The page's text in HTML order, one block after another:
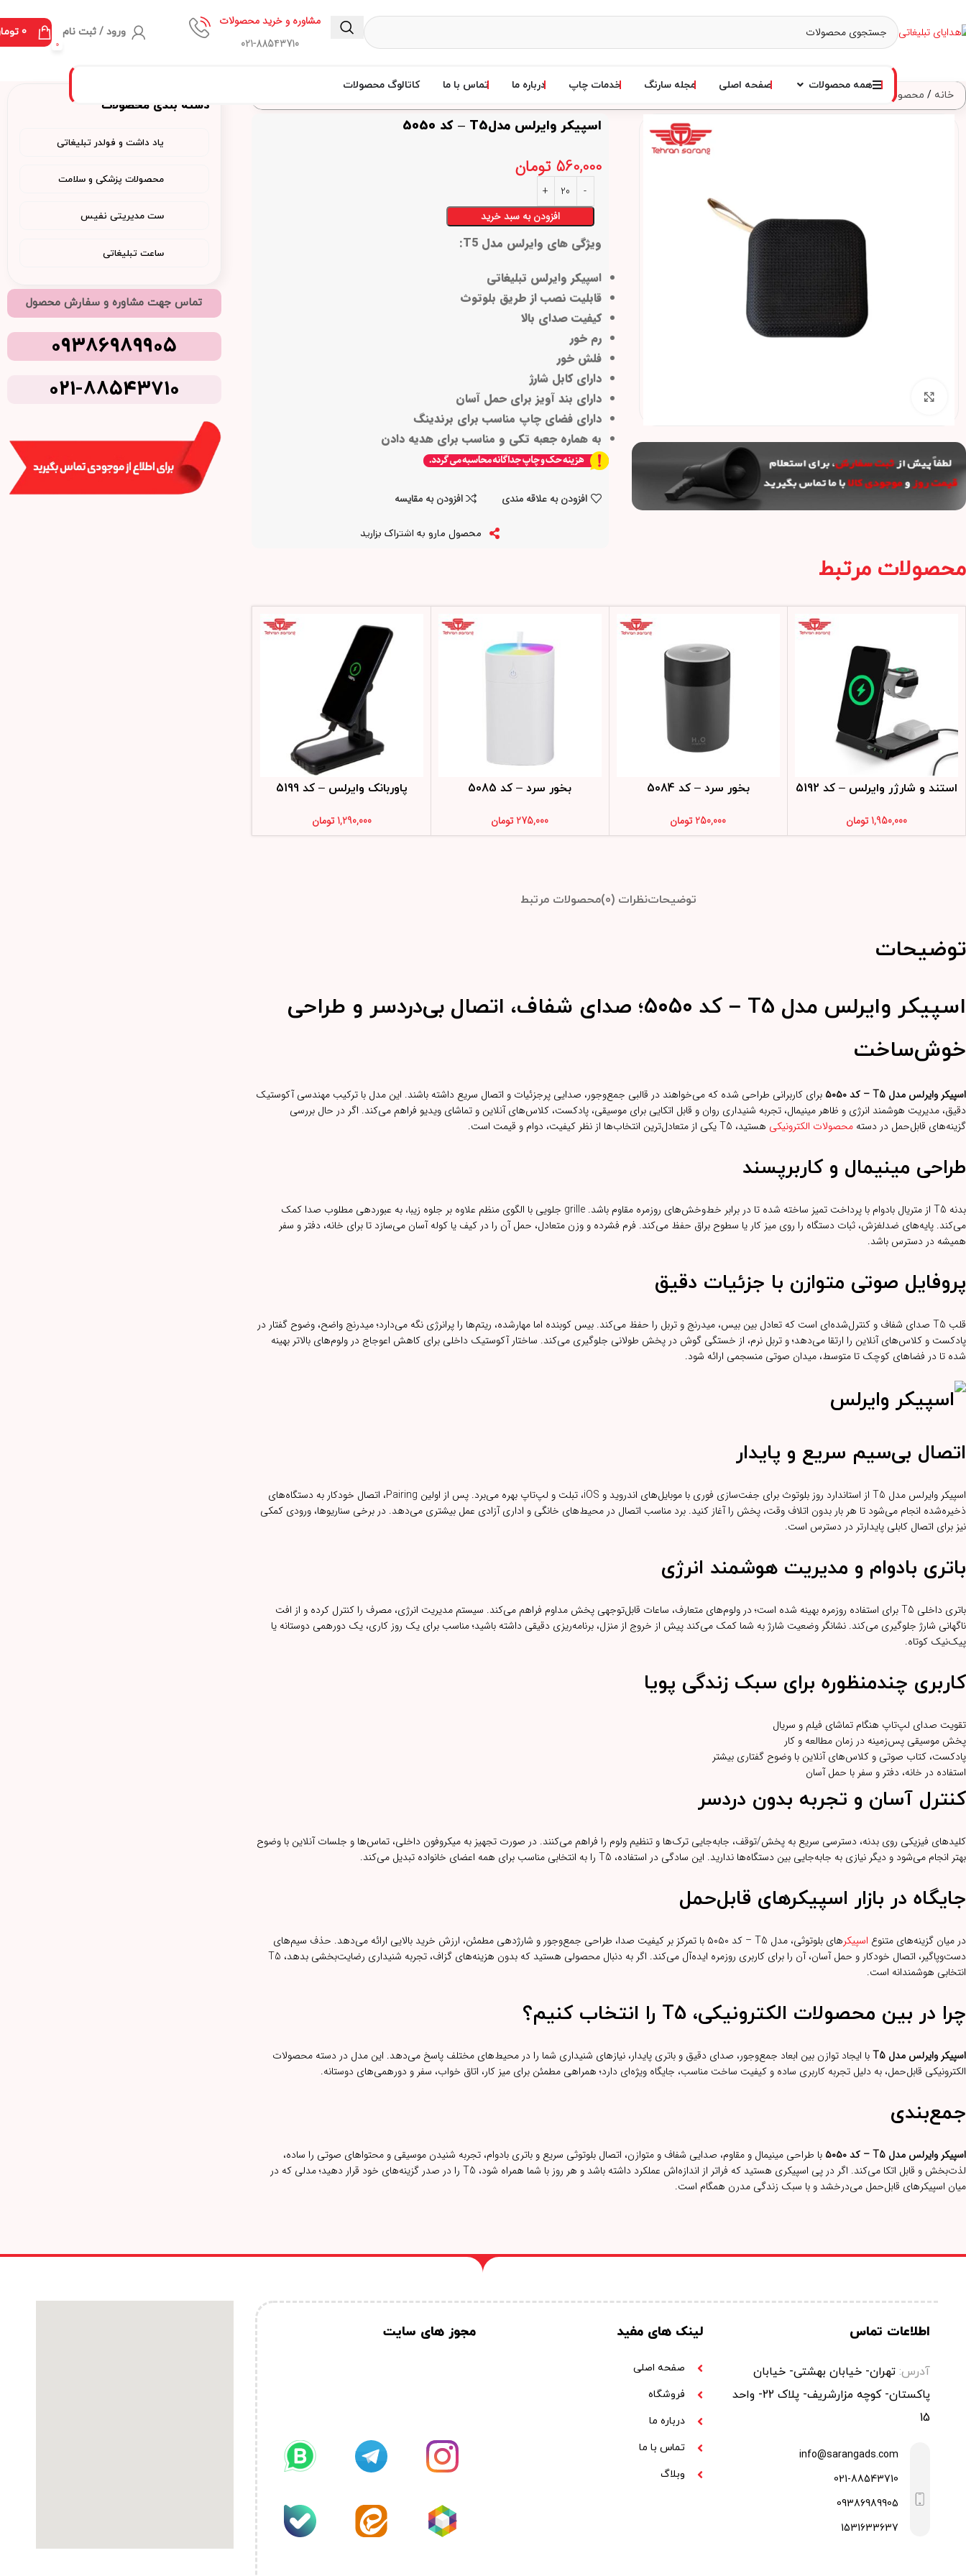
مشاوره و خرید محصولات
021-88543710
ورود / ثبت نام
0
0
همه محصولات صفحه اصلی مجله سارنگ خدمات چاپ درباره ما تماس با ما کاتالوگ محصولات
خانه محصولات الکترونیکی اسپیکر وایرلس مدلT5 – کد 5050
اسپیکر وایرلس مدلT5 – کد 5050
560,000 تومان
افزودن به سبد خرید
ویژگی های وایرلس مدل T5:
اسپیکر وایرلس تبلیغاتی
قابلیت نصب از طریق بلوتوث
کیفیت صدای بالا
رم خور
فلش خور
دارای کابل شارژ
دارای بند آویز برای حمل آسان
دارای فضای چاپ مناسب برای برندینگ
به هماره جعبه تکی و مناسب برای هدیه دادن
افزودن به علاقه مندی افزودن به مقایسه
محصول مارو به اشتراک بزارید
محصولات مرتبط
استند و شارژر وایرلس – کد 5192
1,950,000 تومان
بخور سرد – کد 5084
250,000تومان
بخور سرد – کد 5085
275,000تومان
پاوربانک وایرلس – کد 5199
1,290,000 تومان
توضیحاتنظرات (0) محصولات مرتبط
توضیحات
اسپیکر وایرلس مدل T5 – کد ۵۰۵۰؛ صدای شفاف، اتصال بی‌دردسر و طراحی
خوش‌ساخت
اسپیکر وایرلس مدل T5 – کد ۵۰۵۰
برای کاربرانی طراحی شده که می‌خواهند در قالبی جمع‌وجور، صدایی پرجزئیات و اتصال سریع داشته باشند. این مدل با ترکیب مهندسی آکوستیک
دقیق، مدیریت هوشمند انرژی و ظاهر مینیمال، تجربه شنیداری روان و قابل اتکایی برای موسیقی، پادکست، کلاس‌های آنلاین و تماشای ویدیو فراهم می‌کند. اگر در حال بررسی
گزینه‌های قابل‌حمل در دسته محصولات الکترونیکی هستید، T5 یکی از متعادل‌ترین انتخاب‌ها از نظر کیفیت، دوام و قیمت است.
طراحی مینیمال و کاربرپسند
بدنه T5 از متریال بادوام با پرداخت تمیز ساخته شده تا در برابر خط‌وخش‌های روزمره مقاوم باشد. grille جلویی با الگوی منظم علاوه بر جلوه زیبا، به عبوردهی مطلوب صدا کمک
می‌کند. پایه‌های ضدلغزش، ثبات دستگاه را روی میز کار یا سطوح براق حفظ می‌کند. فرم فشرده و وزن متعادل، حمل آن را در کیف یا کوله آسان می‌سازد تا برای خانه، دفتر و سفر
همیشه در دسترس باشد.
پروفایل صوتی متوازن با جزئیات دقیق
قلب T5 صدای شفاف و کنترل‌شده‌ای است که تعادل بین بیس، میدرنج و تربل را حفظ می‌کند. بیس کوبنده اما مهارشده، ریتم‌ها را پرانرژی نگه می‌دارد؛ میدرنج واضح، وضوح گفتار در
پادکست و کلاس‌های آنلاین را ارتقا می‌دهد؛ و تربل نرم، از خستگی گوش در پخش طولانی جلوگیری می‌کند. ساختار آکوستیک داخلی برای کاهش اعوجاج در ولوم‌های بالاتر بهینه
شده تا در فضاهای کوچک تا متوسط، میدان صوتی منسجمی ارائه شود.
اتصال بی‌سیم سریع و پایدار
اسپیکر وایرلس مدل T5 از استاندارد روز بلوتوث برای جفت‌سازی فوری با موبایل‌های اندروید و iOS، تبلت و لپ‌تاپ بهره می‌برد. پس از اولین Pairing، اتصال خودکار به دستگاه‌های
ذخیره‌شده انجام می‌شود تا هر بار بدون اتلاف وقت، پخش را آغاز کنید. برد مناسب اتصال در محیط‌های خانگی و اداری آزادی عمل بیشتری می‌دهد. در برخی سناریوها، ورودی کمکی
نیز برای اتصال کابلی پایدارتر در دسترس است.
باتری بادوام و مدیریت هوشمند انرژی
باتری داخلی T5 برای استفاده روزمره بهینه شده است؛ در ولوم‌های متعارف، ساعات قابل‌توجهی پخش مداوم فراهم می‌کند. سیستم مدیریت انرژی، مصرف را کنترل کرده و از افت
ناگهانی شارژ جلوگیری می‌کند. نشانگر وضعیت شارژ به شما کمک می‌کند پیش از خروج از منزل، برنامه‌ریزی دقیقی داشته باشید؛ مناسب برای یک روز کاری، یک دورهمی دوستانه یا
پیک‌نیک کوتاه.
کاربری چندمنظوره برای سبک زندگی پویا
تقویت صدای لپ‌تاپ هنگام تماشای فیلم و سریال
پخش موسیقی پس‌زمینه در زمان مطالعه و کار
پادکست، کتاب صوتی و کلاس‌های آنلاین با وضوح گفتاری بیشتر
استفاده در خانه، دفتر و سفر با حمل آسان
کنترل آسان و تجربه بدون دردسر
کلیدهای فیزیکی روی بدنه، دسترسی سریع به پخش/توقف، جابه‌جایی ترک‌ها و تنظیم ولوم را فراهم می‌کنند. در صورت تجهیز به میکروفون داخلی، تماس‌ها و جلسات آنلاین با وضوح
بهتر انجام می‌شود و دیگر نیازی به جابه‌جایی بین دستگاه‌ها ندارید. این سادگی در استفاده، T5 را به انتخابی مناسب برای همه اعضای خانواده تبدیل می‌کند.
جایگاه در بازار اسپیکرهای قابل‌حمل
در میان گزینه‌های متنوع اسپیکر
های بلوتوثی، مدل T5 – کد ۵۰۵۰ با تمرکز بر کیفیت صدا، طراحی جمع‌وجور و شارژدهی مطمئن، ارزش خرید بالایی ارائه می‌دهد. حذف سیم‌های
دست‌وپاگیر، اتصال خودکار و حمل آسان، آن را برای کاربری روزمره ایده‌آل می‌کند. اگر به دنبال محصولی هستید که بدون هزینه‌های گزاف، تجربه شنیداری رضایت‌بخشی بدهد، T5
انتخابی هوشمندانه است.
چرا در بین محصولات الکترونیکی، T5 را انتخاب کنیم؟
اسپیکر وایرلس مدل T5
با ایجاد توازن بین ابعاد جمع‌وجور، صدای دقیق و باتری پایدار، نیازهای شنیداری شما را در محیط‌های مختلف پاسخ می‌دهد. این مدل در دسته محصولات
الکترونیکی قابل‌حمل، به دلیل تجربه کاربری ساده و کیفیت ساخت مناسب، جایگاه ویژه‌ای دارد؛ همراهی مطمئن برای میز کار، اتاق خواب، سفر و دورهمی‌های دوستانه.
جمع‌بندی
اسپیکر وایرلس مدل T5 – کد ۵۰۵۰
با طراحی مینیمال و مقاوم، صدایی شفاف و متوازن، اتصال بلوتوثی سریع و باتری بادوام، تجربه شنیدن موسیقی و محتواهای صوتی را ساده،
لذت‌بخش و قابل اتکا می‌کند. اگر در پی اسپیکری هستید که فراتر از اندازه‌اش عملکرد داشته باشد و هر روز با شما همراه شود، T5 را در صدر گزینه‌های خود قرار دهید؛ مدلی که در
میان اسپیکرهای قابل‌حمل می‌درخشد و با سبک زندگی مدرن همگام است.
دسته بندی محصولات
یاد داشت و فولدر تبلیغاتی
محصولات پزشکی و سلامت
ست مدیریتی نفیس
ساعت تبلیغاتی
تماس جهت مشاوره و سفارش محصول
09386989905
021-88543710
اطلاعات تماس
آدرس: تهران- خیابان بهشتی- خیابان
پاکستان- کوچه مزارشریف- پلاک 22- واحد
15
info@sarangads.com
021-88543710
09386989905
1531633637
لینک های مفید
صفحه اصلی
فروشگاه
درباره ما
تماس با ما
وبلاگ
مجوز های سایت